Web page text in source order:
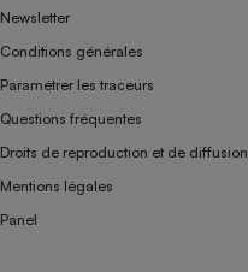
Newsletter
Conditions générales
Paramétrer les traceurs
Questions fréquentes
Droits de reproduction et de diffusion
Mentions légales
Panel